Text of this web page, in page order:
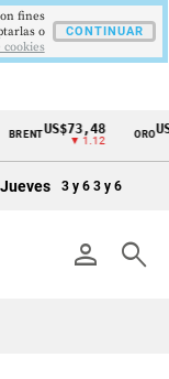
US$73,48
▼ 1.12
ORO
Jueves 3 y 6 3 y 6
person search
fines
o
cookies
CONTINUAR